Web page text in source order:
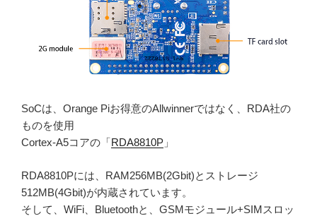
SoCは、Orange Piお得意のAllwinnerではなく、RDA社の
ものを使用
Cortex-A5コアの「RDA8810P 」
RDA8810Pには、RAM256MB(2Gbit)とストレージ
512MB(4Gbit)が内蔵されています。
そして、WiFi、Bluetoothと、GSMモジュール+SIMスロッ